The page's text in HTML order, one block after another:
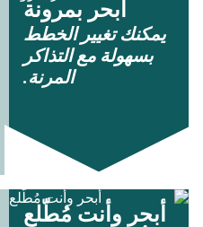
أبحر بمرونة
يمكنك تغيير الخطط
بسهولة مع التذاكر
المرنة.
أبحر وأنت مُطّلع